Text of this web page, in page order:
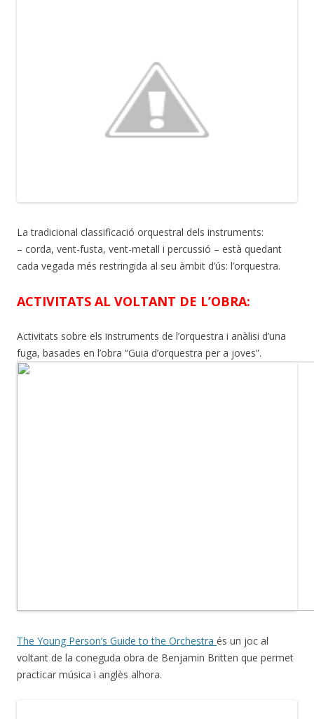
La tradicional classificació orquestral dels instruments:
– corda, vent-fusta, vent-metall i percussió – està quedant
cada vegada més restringida al seu àmbit d’ús: l’orquestra.
ACTIVITATS AL VOLTANT DE L’OBRA:
Activitats sobre els instruments de l’orquestra i anàlisi d’una
fuga, basades en l’obra “Guia d’orquestra per a joves”.
The Young Person’s Guide to the Orchestra és un joc al
voltant de la coneguda obra de Benjamin Britten que permet
practicar música i anglès alhora.